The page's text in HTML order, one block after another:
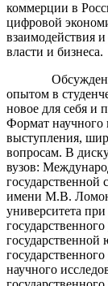
коммерции в
цифровой
взаимодействия
власти и бизнеса.
Обсуждение
опытом в
новое для себя и
Формат научного
выступления,
вопросам. В
вузов:
имени М.В.
университета
государственной
научного